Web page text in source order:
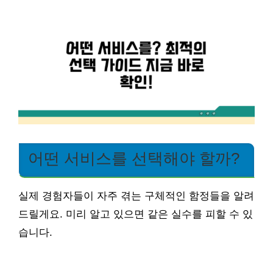
어떤 서비스를 선택해야 할까?
실제 경험자들이 자주 겪는 구체적인 함정들을 알려
드릴게요. 미리 알고 있으면 같은 실수를 피할 수 있
습니다.